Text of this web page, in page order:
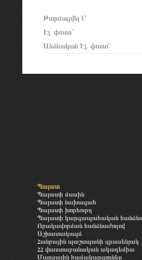
Թարմացվել է՝
Էլ. փոստ`
Անձնական Էլ. փոստ՝
Պալատ
Պալատի մասին
Պալատի նախագահ
Պալատի խորհուրդ
Պալատի կարգապահական
Որակավորման հանձնաժողով
Աշխատակազմ
Հանրային պաշտպանի գրասենյակ
ՀՀ փաստաբանական ակադեմիա
Մարզային համակարգողներ